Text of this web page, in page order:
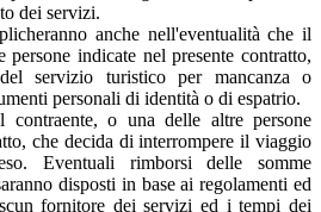
dei servizi.
anche nell'eventualità che il
persone indicate nel presente contratto,
servizio turistico per mancanza o
personali di identità o di espatrio.
contraente, o una delle altre persone
che decida di interrompere il viaggio
Eventuali rimborsi delle somme
disposti in base ai regolamenti ed
fornitore dei servizi ed i tempi dei